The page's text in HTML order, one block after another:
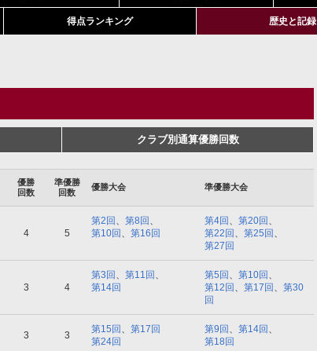
得点ランキング 歴史と記録
クラブ別通算優勝回数
優勝
回数
準優勝
回数
優勝大会 準優勝大会
4 5
第2回 第8回
第10回
第16回
第4回 第20回
第22回
第25回
第27回
3 4
第3回 第11回
第14回
第5回 第10回
第12回
第17回
第30
回
3 3
第15回
第17回
第24回
第9回 第14回
第18回